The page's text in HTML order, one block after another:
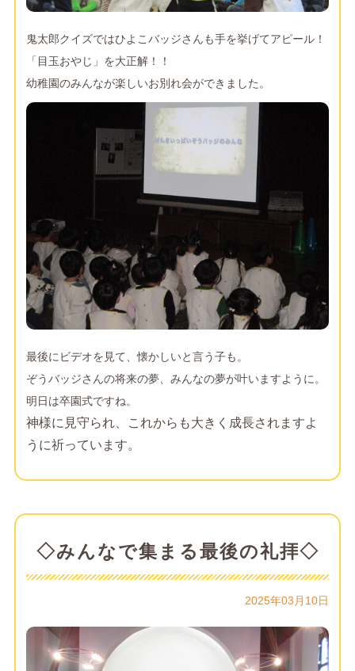
鬼太郎クイズではひよこバッジさんも手を挙げてアピール！
「目玉おやじ」を大正解！！
幼稚園のみんなが楽しいお別れ会ができました。
最後にビデオを見て、懐かしいと言う子も。
ぞうバッジさんの将来の夢、みんなの夢が叶いますように。
明日は卒園式ですね。
神様に見守られ、これからも大きく成長されますよ
うに祈っています。
◇みんなで集まる最後の礼拝◇
2025年03月10日